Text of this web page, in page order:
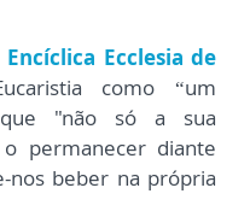
Encíclica Ecclesia de
como “um
"não só a sua
permanecer diante
nos beber na própria